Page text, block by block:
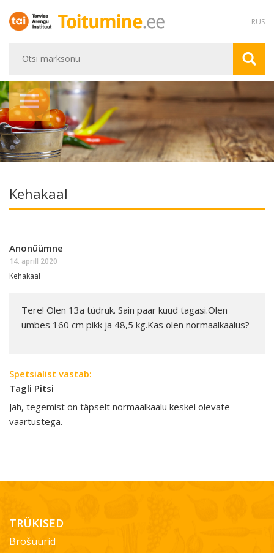
RUS
Kehakaal
Anonüümne
14. aprill 2020
Kehakaal
Tere! Olen 13a tüdruk. Sain paar kuud tagasi.Olen
umbes 160 cm pikk ja 48,5 kg.Kas olen normaalkaalus?
Spetsialist vastab:
Tagli Pitsi
Jah, tegemist on täpselt normaalkaalu keskel olevate
väärtustega.
TRÜKISED
Brošüürid